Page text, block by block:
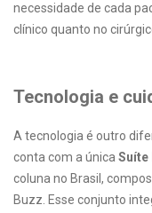
necessidade de cada
clínico quanto no
Tecnologia e
A tecnologia é outro
conta com a única Suíte
coluna no Brasil,
Buzz. Esse conjunto